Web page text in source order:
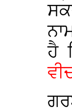
ਹੈ